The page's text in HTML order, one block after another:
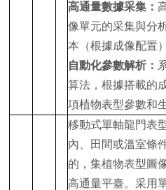
高通量數據采集：
像單元的采集與分
本（根據成像配置）
自動化參數解析：
算法，根據搭載的
項植物表型參數和
移動式單軸龍門表
內、田間或溫室條
的，集植物表型圖
高通量平臺。采用